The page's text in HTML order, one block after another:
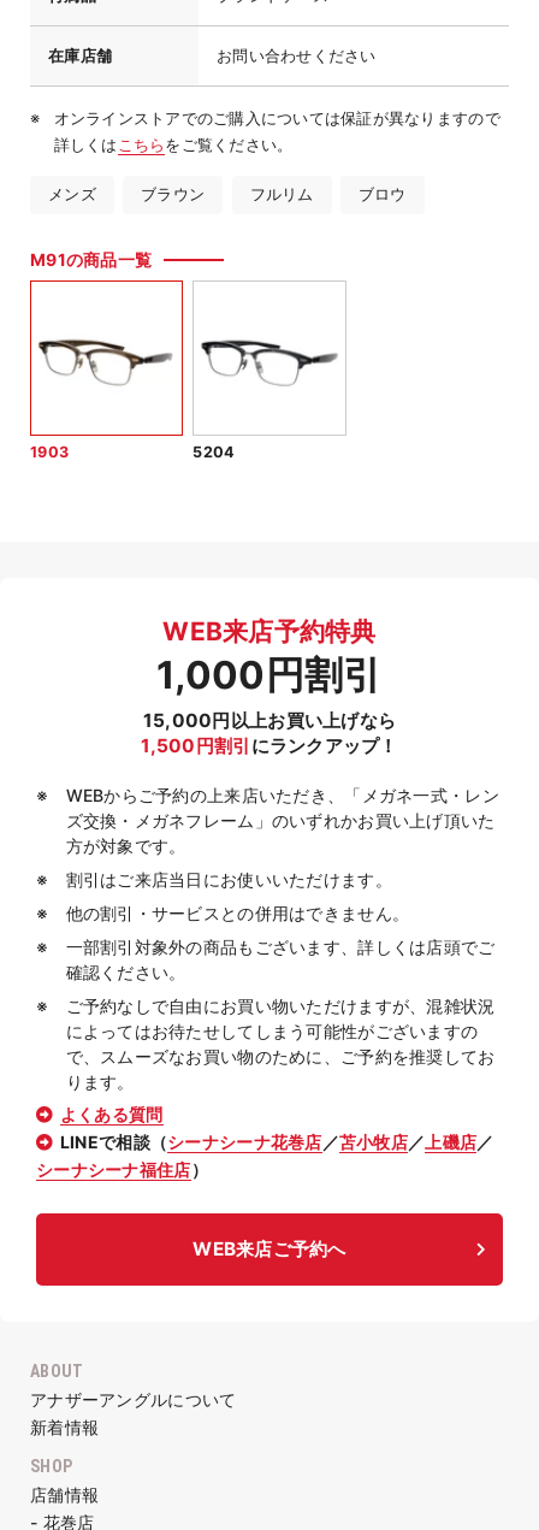
在庫店舗 お問い合わせください
オンラインストアでのご購入については保証が異なりますので
詳しくは こちらをご覧ください。
メンズ ブラウン フルリム ブロウ
M91の商品一覧
1903 5204
WEB来店予約特典
1,000円割引
15,000円以上お買い上げなら
1,500円割引 にランクアップ！
WEBからご予約の上来店いただき、「メガネ一式・レン
ズ交換・メガネフレーム」のいずれかお買い上げ頂いた
方が対象です。
割引はご来店当日にお使いいただけます。
他の割引・サービスとの併用はできません。
一部割引対象外の商品もございます、詳しくは店頭でご
確認ください。
ご予約なしで自由にお買い物いただけますが、混雑状況
によってはお待たせしてしまう可能性がございますの
で、スムーズなお買い物のために、ご予約を推奨してお
ります。
よくある質問
LINEで相談（シーナシーナ花巻店 ／苫小牧店／ 上磯店／
シーナシーナ福住店）
WEB来店ご予約へ
ABOUT
アナザーアングルについて
新着情報
SHOP
店舗情報
- 花巻店